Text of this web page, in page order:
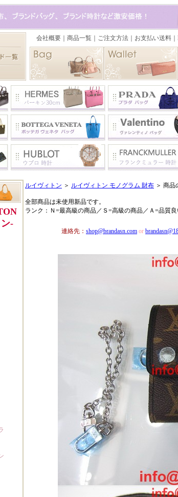
ルイヴィトン ＞ ルイヴィトン モノグラム 財布 ＞ 商品
全部商品は未使用新品です。
ランク：Ｎ=最高級の商品／Ｓ=高級の商品／Ａ=品質
連絡先： shop@brandasn.com or